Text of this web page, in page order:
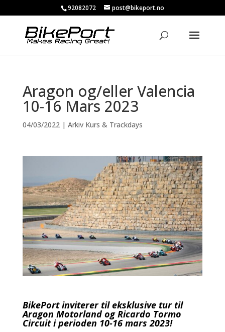
92082072 post@bikeport.no
Aragon og/eller Valencia
10-16 Mars 2023
04/03/2022| Arkiv Kurs & Trackdays
BikePort inviterer tileksklusivetur til
Aragon Motorland og Ricardo Tormo
Circuit i perioden 10-16 mars 2023!